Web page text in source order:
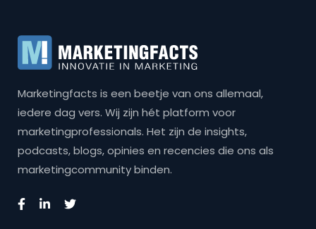
Marketingfacts is een beetje van ons allemaal,
iedere dag vers. Wij zijn hét platform voor
marketingprofessionals. Het zijn de insights,
podcasts, blogs, opinies en recencies die ons als
marketingcommunity binden.